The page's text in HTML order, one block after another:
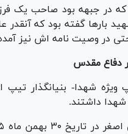
در جبهه بود صاحب یک
بار‌ها گفته بود که آنقدر
در وصیت نامه اش نیز
دفاع مقدس